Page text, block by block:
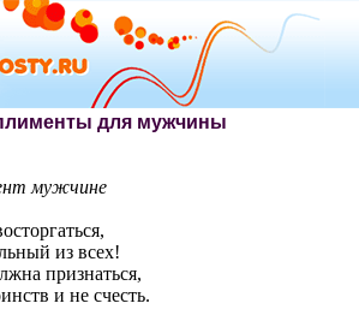
для мужчины
мужчине
из всех!
признаться,
и не счесть.